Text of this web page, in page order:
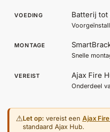
VOEDING Batterij tot
MONTAGE
Snelle
VEREIST Ajax Fire
Onderdeel
⚠Let op: vereist een Ajax
standaard Ajax Hub.